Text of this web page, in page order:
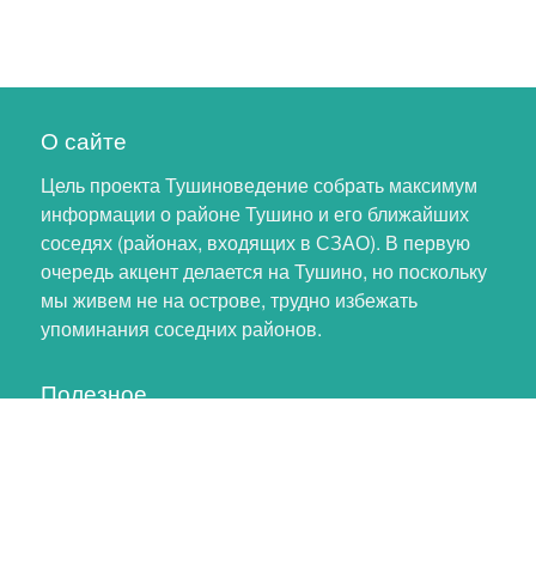
О сайте
Цель проекта Тушиноведение собрать максимум
информации о районе Тушино и его ближайших
соседях (районах, входящих в СЗАО). В первую
очередь акцент делается на Тушино, но поскольку
мы живем не на острове, трудно избежать
упоминания соседних районов.
Полезное